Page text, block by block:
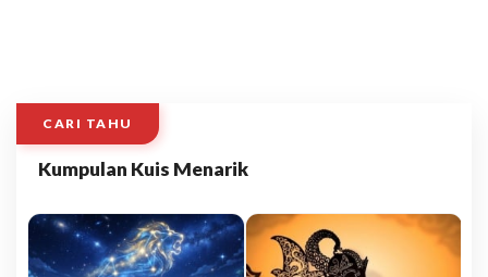
CARI TAHU
Kumpulan Kuis Menarik